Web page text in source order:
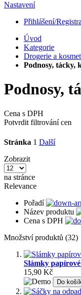
Nastavení
Přihlášení/
Úvod
Kategorie
Drogerie a
Podnosy, tácky,
Podnosy,
Cena s DPH
Potvrdit filtrování cen
Stránka 1 Další
Zobrazit
na stránce
Relevance
Pořadí
Název produktu
Cena s DPH
Množství produktů (32)
Slámky
15,90 Kč
Do